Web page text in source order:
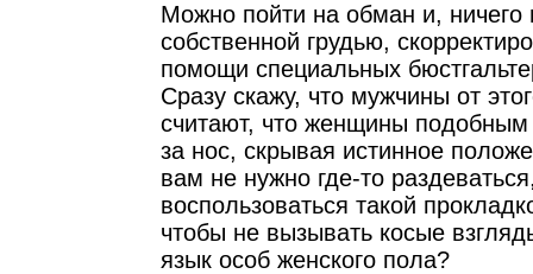
Можно пойти на обман и, ничего
собственной грудью,
помощи специальных
Сразу скажу, что мужчины от
считают, что женщины подобным
за нос, скрывая истинное
вам не нужно где-то
воспользоваться такой
чтобы не вызывать косые
язык особ женского пола?